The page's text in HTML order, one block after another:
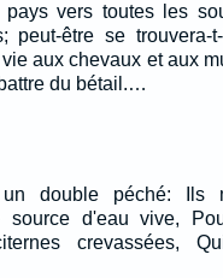
vers toutes les
peut-être se trouvera-
aux chevaux et aux
du bétail.…
double péché: Ils
source d'eau vive,
crevassées,